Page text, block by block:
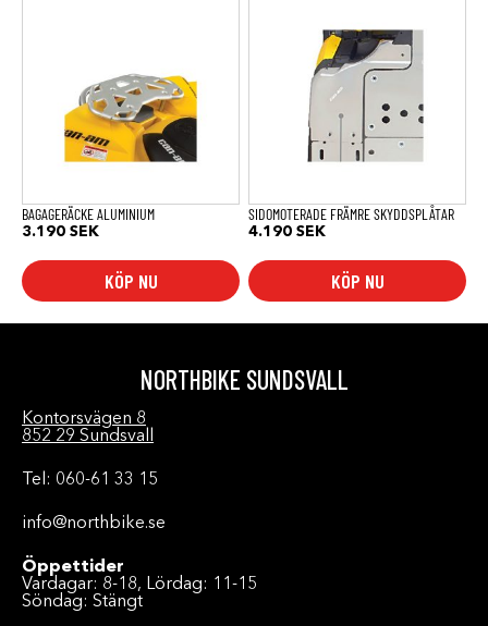
BAGAGERÄCKE ALUMINIUM
3.190 SEK
KÖP NU
SIDOMOTERADE FRÄMRE SKYDDSPLÅTAR
4.190 SEK
KÖP NU
NORTHBIKE SUNDSVALL
Kontorsvägen 8
852 29 Sundsvall
Tel: 060-61 33 15
info@northbike.se
Öppettider
Vardagar: 8-18, Lördag: 11-15
Söndag: Stängt